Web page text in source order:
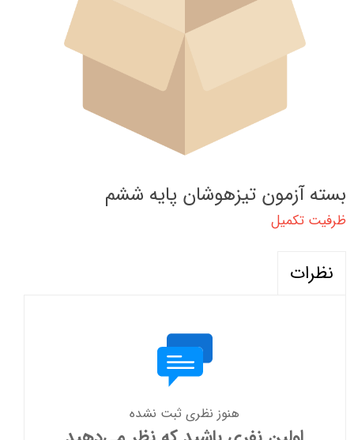
بسته آزمون تیزهوشان پایه ششم
ظرفیت تکمیل
نظرات
هنوز نظری ثبت نشده